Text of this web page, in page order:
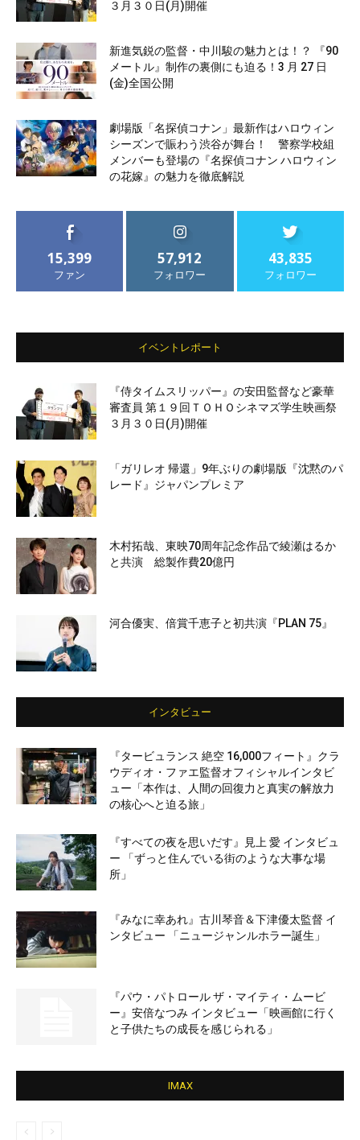
３月３０日(月)開催
新進気鋭の監督・中川駿の魅力とは！？ 『90
メートル』制作の裏側にも迫る！3 月 27 日
(金)全国公開
劇場版「名探偵コナン」最新作はハロウィン
シーズンで賑わう渋谷が舞台！ 警察学校組
メンバーも登場の『名探偵コナン ハロウィン
の花嫁』の魅力を徹底解説
15,399
ファン
57,912
フォロワー
43,835
フォロワー
イベントレポート
『侍タイムスリッパー』の安田監督など豪華
審査員 第１９回ＴＯＨＯシネマズ学生映画祭
３月３０日(月)開催
「ガリレオ 帰還」9年ぶりの劇場版『沈黙のパ
レード』ジャパンプレミア
木村拓哉、東映70周年記念作品で綾瀬はるか
と共演 総製作費20億円
河合優実、倍賞千恵子と初共演『PLAN 75』
インタビュー
『タービュランス 絶空 16,000フィート』クラ
ウディオ・ファエ監督オフィシャルインタビ
ュー「本作は、人間の回復力と真実の解放力
の核心へと迫る旅」
『すべての夜を思いだす』見上 愛 インタビュ
ー 「ずっと住んでいる街のような大事な場
所」
『みなに幸あれ』古川琴音＆下津優太監督 イ
ンタビュー 「ニュージャンルホラー誕生」
『パウ・パトロール ザ・マイティ・ムービ
ー』安倍なつみ インタビュー「映画館に行く
と子供たちの成長を感じられる」
IMAX